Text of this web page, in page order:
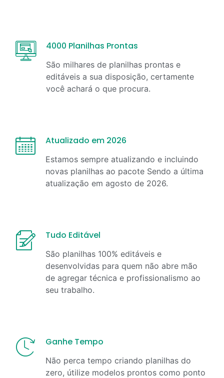
4000 Planilhas Prontas
São milhares de planilhas prontas e
editáveis a sua disposição, certamente
você achará o que procura.
Atualizado em 2026
Estamos sempre atualizando e incluindo
novas planilhas ao pacote Sendo a última
atualização em agosto de 2026.
Tudo Editável
São planilhas 100% editáveis e
desenvolvidas para quem não abre mão
de agregar técnica e profissionalismo ao
seu trabalho.
Ganhe Tempo
Não perca tempo criando planilhas do
zero, útilize modelos prontos como ponto